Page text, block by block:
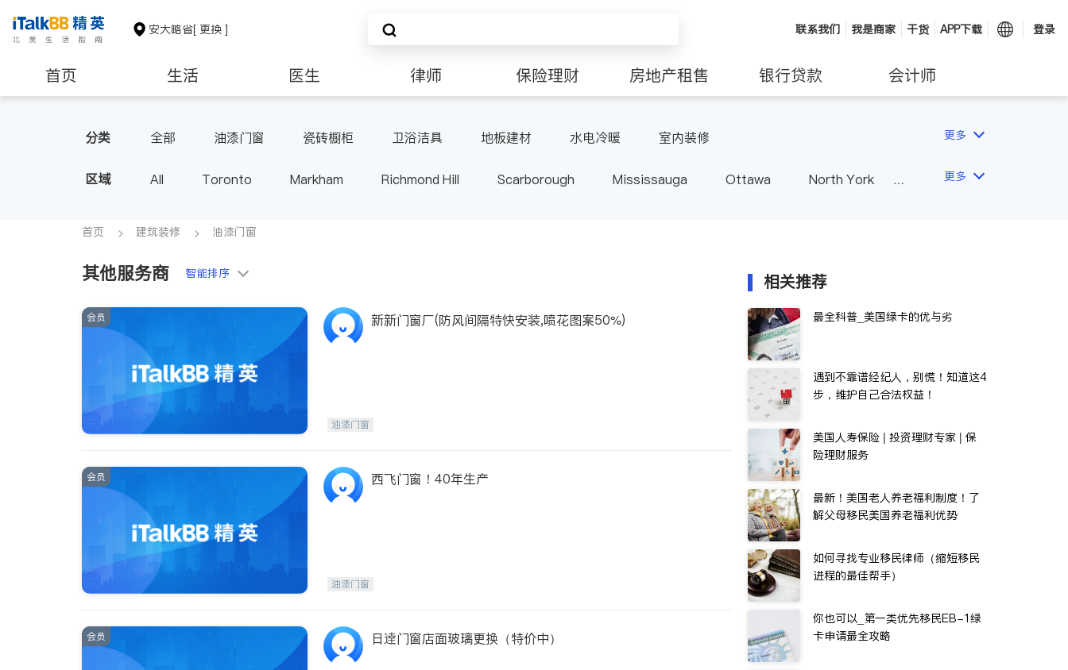
安大略省[ 更换 ] 联系我们 我是商家 干货 APP下载 登录
首页 生活 医生 律师 保险理财 房地产租售 银行贷款 会计师
分类 全部 油漆门窗 瓷砖橱柜 卫浴洁具 地板建材 水电冷暖 室内装修 更多
区域 All Toronto Markham Richmond Hill Scarborough Mississauga Ottawa
North York
Aurora
Stouffville
更多
首页 建筑装修 油漆门窗
其他服务商 智能排序
会员 新新门窗厂(防风间隔特快安装,喷花图案50%)
油漆门窗
会员 西飞门窗！40年生产
油漆门窗
会员 日逹门窗店面玻璃更换（特价中）
相关推荐
最全科普_美国绿卡的优与劣
遇到不靠谱经纪人，别慌！知道这4
步，维护自己合法权益！
美国人寿保险 | 投资理财专家 | 保
险理财服务
最新！美国老人养老福利制度！了
解父母移民美国养老福利优势
如何寻找专业移民律师（缩短移民
进程的最佳帮手）
你也可以_第一类优先移民EB-1绿
卡申请最全攻略